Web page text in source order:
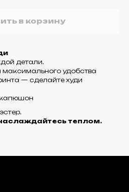
в корзину
детали.
удобства
— сделайте худи
теплом.